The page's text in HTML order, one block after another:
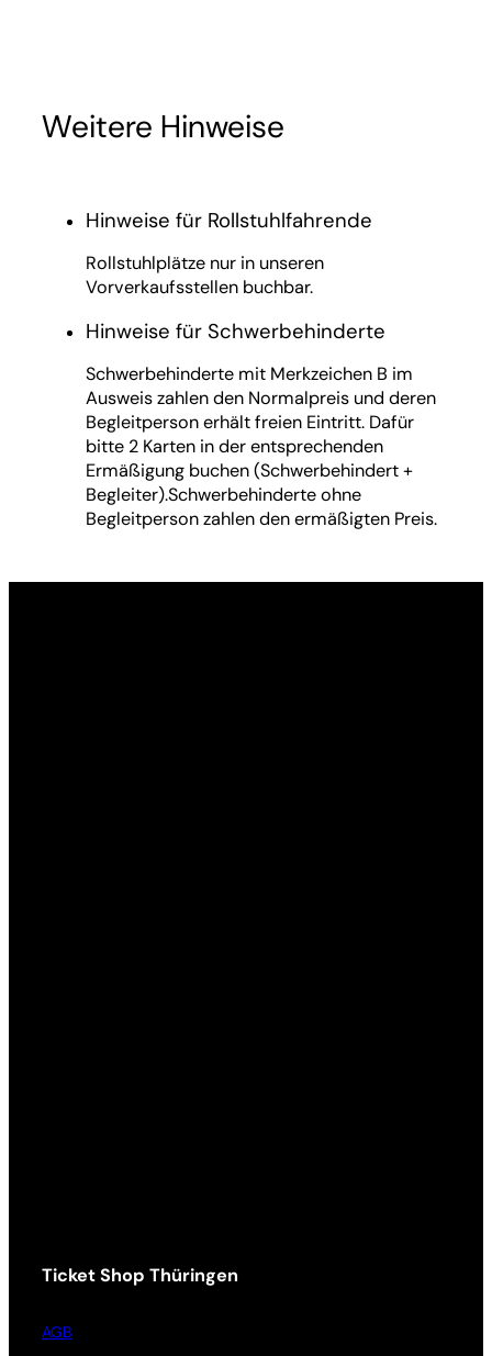
Weitere Hinweise
Hinweise für Rollstuhlfahrende
Rollstuhlplätze nur in unseren
Vorverkaufsstellen buchbar.
Hinweise für Schwerbehinderte
Schwerbehinderte mit Merkzeichen B im
Ausweis zahlen den Normalpreis und deren
Begleitperson erhält freien Eintritt. Dafür
bitte 2 Karten in der entsprechenden
Ermäßigung buchen (Schwerbehindert +
Begleiter).Schwerbehinderte ohne
Begleitperson zahlen den ermäßigten Preis.
Ticket Shop Thüringen
AGB